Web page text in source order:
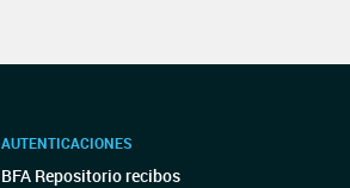
AUTENTICACIONES
BFA Repositorio recibos